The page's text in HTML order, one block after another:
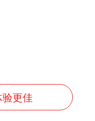
更佳